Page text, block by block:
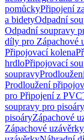
pomůckyPřipojení
a bidetyOdpadní
Odpadní soupravy
díly pro Zápachové
Připojovací kolena
hrdloPřipojovací
soupravy
Prodloužení
pro Připojení z PVC
soupravy pro pisoáry
pisoáryZápachové
Zápachové